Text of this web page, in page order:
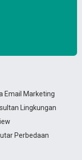
Email Marketing
Lingkungan
Perbedaan